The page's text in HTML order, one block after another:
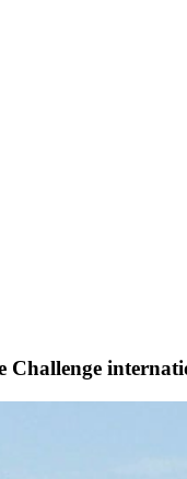
Challenge